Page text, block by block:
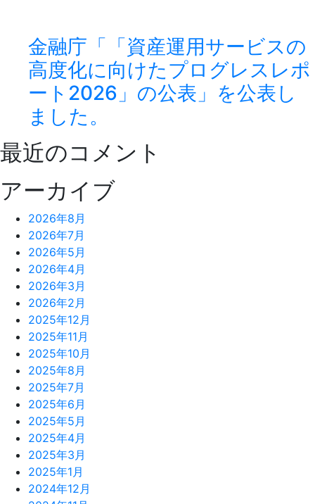
金融庁「「資産運用サービスの
高度化に向けたプログレスレポ
ート2026」の公表」を公表し
ました。
最近のコメント
アーカイブ
2026年8月
2026年7月
2026年5月
2026年4月
2026年3月
2026年2月
2025年12月
2025年11月
2025年10月
2025年8月
2025年7月
2025年6月
2025年5月
2025年4月
2025年3月
2025年1月
2024年12月